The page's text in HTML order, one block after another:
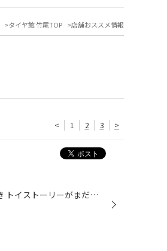
タイヤ館 竹尾TOP 店舗おススメ情報
< 1 2 3 >
こんにちは!! ２年前に１０数年ぶりにディズニーに行ったとき トイストーリーがまだ出来たばっかりだったと思うんですが あまりのかわいさにこのメモを買いました が、もったいないからと２年間１度も使っていません・・・